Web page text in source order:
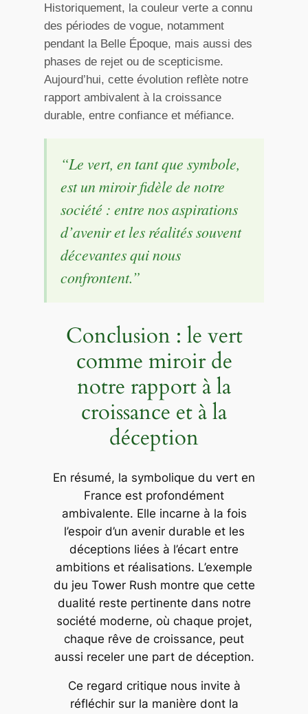
Historiquement, la couleur verte a connu
des périodes de vogue, notamment
pendant la Belle Époque, mais aussi des
phases de rejet ou de scepticisme.
Aujourd’hui, cette évolution reflète notre
rapport ambivalent à la croissance
durable, entre confiance et méfiance.
“Le vert, en tant que symbole,
est un miroir fidèle de notre
société : entre nos aspirations
d’avenir et les réalités souvent
décevantes qui nous
confrontent.”
Conclusion : le vert
comme miroir de
notre rapport à la
croissance et à la
déception
En résumé, la symbolique du vert en
France est profondément
ambivalente. Elle incarne à la fois
l’espoir d’un avenir durable et les
déceptions liées à l’écart entre
ambitions et réalisations. L’exemple
du jeu Tower Rush montre que cette
dualité reste pertinente dans notre
société moderne, où chaque projet,
chaque rêve de croissance, peut
aussi receler une part de déception.
Ce regard critique nous invite à
réfléchir sur la manière dont la